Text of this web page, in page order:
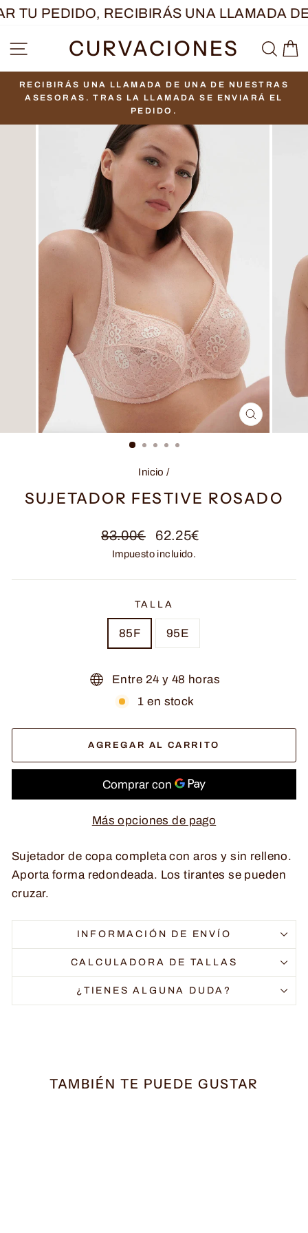
IrTU PEDIDO, RECIBIRÁS UNA LLAMADA DE
NAVEGACIÓN
CURVACIONES
diapositivas
pausa
RECIBIRÁS UNA LLAMADA DE UNA DE NUESTRAS
ASESORAS. TRAS LA LLAMADA SE ENVIARÁ EL
PEDIDO.
CERRAR
(ESC)
Inicio /
SUJETADOR FESTIVE ROSADO
Precio
habitual
83.00€
Precio
de
62.25€
Impuesto incluido.
TALLA
85F 95E
Entre 24 y 48 horas
1 en stock
AGREGAR AL CARRITO
Más opciones de pago
Sujetador de copa completa con aros y sin relleno.
Aporta forma redondeada. Los tirantes se pueden
cruzar.
INFORMACIÓN DE ENVÍO
CALCULADORA DE TALLAS
¿TIENES ALGUNA DUDA?
TAMBIÉN TE PUEDE GUSTAR